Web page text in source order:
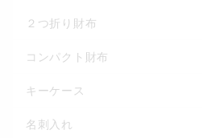
２つ折り財布
コンパクト財布
キーケース
名刺入れ